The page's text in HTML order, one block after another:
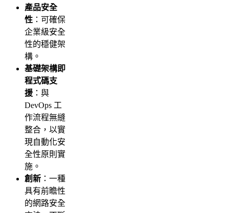
產品安全
性 ：可確保
企業級安全
性的穩健架
構。
基礎架構即
程式碼支
援 ：與
DevOps 工
作流程無縫
整合，以實
現自動化安
全性原則實
施。
創新 ：一種
具有前瞻性
的網路安全